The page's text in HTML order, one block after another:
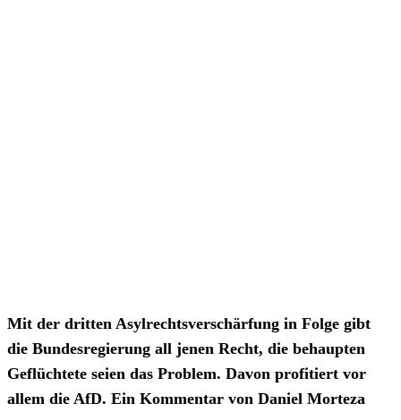
Mit der dritten Asylrechtsverschärfung in Folge gibt
die Bundesregierung all jenen Recht, die behaupten
Geflüchtete seien das Problem. Davon profitiert vor
allem die AfD. Ein Kommentar von Daniel Morteza